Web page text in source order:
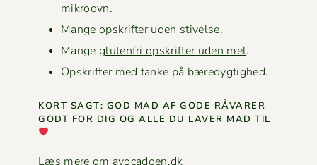
mikroovn.
Mange opskrifter uden stivelse.
Mange gluten­fri opskrifter uden mel.
Opskrifter med tanke på bæredygtighed.
KORT SAGT: GOD MAD AF GODE RÅVAR­ER –
GODT FOR DIG OG ALLE DU LAVER MAD TIL
Læs mere om avocadoen.dk